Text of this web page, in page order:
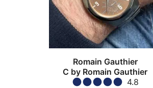
Romain Gauthier
C by Romain Gauthier
4.8